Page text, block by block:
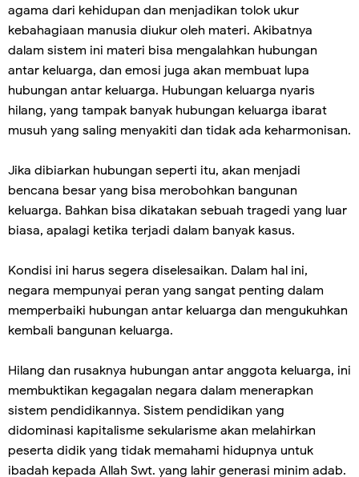
agama dari kehidupan dan menjadikan tolok ukur
kebahagiaan manusia diukur oleh materi. Akibatnya
dalam sistem ini materi bisa mengalahkan hubungan
antar keluarga, dan emosi juga akan membuat lupa
hubungan antar keluarga. Hubungan keluarga nyaris
hilang, yang tampak banyak hubungan keluarga ibarat
musuh yang saling menyakiti dan tidak ada keharmonisan.
Jika dibiarkan hubungan seperti itu, akan menjadi
bencana besar yang bisa merobohkan bangunan
keluarga. Bahkan bisa dikatakan sebuah tragedi yang luar
biasa, apalagi ketika terjadi dalam banyak kasus.
Kondisi ini harus segera diselesaikan. Dalam hal ini,
negara mempunyai peran yang sangat penting dalam
memperbaiki hubungan antar keluarga dan mengukuhkan
kembali bangunan keluarga.
Hilang dan rusaknya hubungan antar anggota keluarga, ini
membuktikan kegagalan negara dalam menerapkan
sistem pendidikannya. Sistem pendidikan yang
didominasi kapitalisme sekularisme akan melahirkan
peserta didik yang tidak memahami hidupnya untuk
ibadah kepada Allah Swt. yang lahir generasi minim adab.